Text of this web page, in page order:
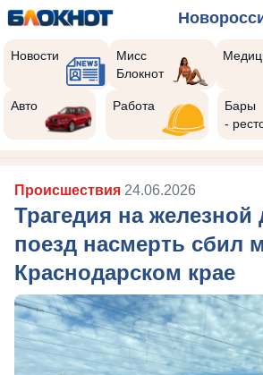
Новости
Мисс
Блокнот
Авто Работа
Бары
-
Происшествия 24.06.2026
Трагедия на железной
поезд насмерть сбил
Краснодарском крае